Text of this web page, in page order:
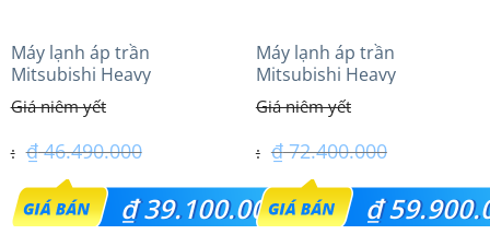
Máy lạnh áp trần
Mitsubishi Heavy
FDE100VG (4.0Hp) Cao cấp
– 1 Pha
₫46.490.000
Giá
gốc
₫39.100.000
Máy lạnh áp trần
Mitsubishi Heavy
FDE140VG (6.0Hp) Cao cấp
– 3 Pha
₫72.400.000
Giá
gốc
₫